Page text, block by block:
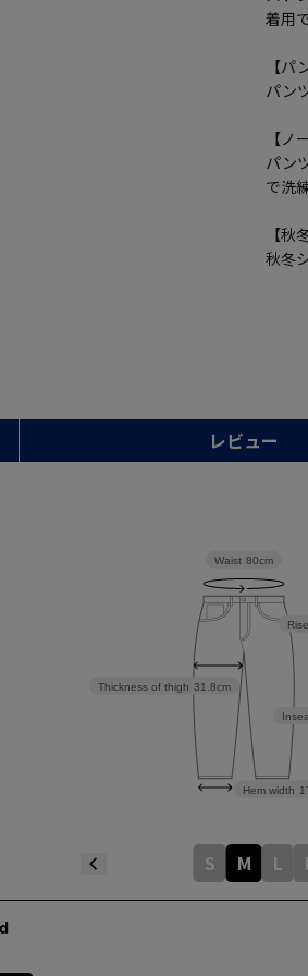
着用
【パ
パン
【ノ
パン
で洗
【秋
秋冬
レビュー
Hem width
Thickness of thigh 31.8cm
Waist 80cm
S M L